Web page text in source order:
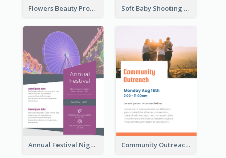
Flowers Beauty Product Flyer Soft Baby Shooting Photography Flyer
Annual Festival Night Flyer Community Outreach Flyer